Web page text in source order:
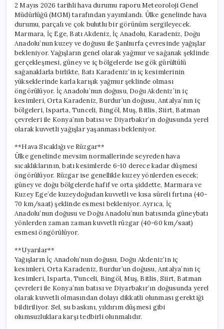
Meteoroloji’den
Önemli
Açıklamalar
için
2 Mayıs 2026 tarihli hava durumu raporu Meteoroloji Genel
Müdürlüğü (MGM) tarafından yayımlandı. Ülke genelinde hava
durumu, parçalı ve çok bulutlu bir görünüm sergileyecek.
Marmara, İç Ege, Batı Akdeniz, İç Anadolu, Karadeniz, Doğu
Anadolu’nun kuzey ve doğusu ile Şanlıurfa çevresinde yağışlar
bekleniyor. Yağışların genel olarak yağmur ve sağanak şeklinde
gerçekleşmesi, güney ve iç bölgelerde ise gök gürültülü
sağanaklarla birlikte, Batı Karadeniz’in iç kesimlerinin
yükseklerinde karla karışık yağmur şeklinde olması
öngörülüyor. İç Anadolu’nun doğusu, Doğu Akdeniz’in iç
kesimleri, Orta Karadeniz, Burdur’un doğusu, Antalya’nın iç
bölgeleri, Isparta, Tunceli, Bingöl, Muş, Bitlis, Siirt, Batman
çevreleri ile Konya’nın batısı ve Diyarbakır’ın doğusunda yerel
olarak kuvvetli yağışlar yaşanması bekleniyor.
**Hava Sıcaklığı ve Rüzgar**
Ülke genelinde mevsim normallerinde seyreden hava
sıcaklıklarının, batı kesimlerde 6-10 derece kadar düşmesi
öngörülüyor. Rüzgar ise genellikle kuzey yönlerden esecek;
güney ve doğu bölgelerde hafif ve orta şiddette, Marmara ve
Kuzey Ege’de kuzeydoğudan kuvvetli ve kısa süreli fırtına (40-
70 km/saat) şeklinde esmesi bekleniyor. Ayrıca, İç
Anadolu’nun doğusu ve Doğu Anadolu’nun batısında güneybatı
yönlerden zaman zaman kuvvetli rüzgar (40-60 km/saat)
esmesi öngörülüyor.
**Uyarılar**
Yağışların İç Anadolu’nun doğusu, Doğu Akdeniz’in iç
kesimleri, Orta Karadeniz, Burdur’un doğusu, Antalya’nın iç
kesimleri, Isparta, Tunceli, Bingöl, Muş, Bitlis, Siirt, Batman
çevreleri ile Konya’nın batısı ve Diyarbakır’ın doğusunda yerel
olarak kuvvetli olmasından dolayı dikkatli olunması gerektiği
bildiriliyor. Sel, su baskını, yıldırım düşmesi gibi
olumsuzluklara karşı tedbirli olunmalıdır.